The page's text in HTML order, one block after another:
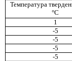
Температура
°С
1
-5
-5
-5
-5